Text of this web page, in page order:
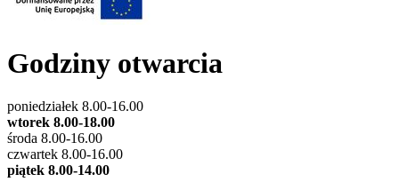
Godziny otwarcia
poniedziałek 8.00-16.00
wtorek 8.00-18.00
środa 8.00-16.00
czwartek 8.00-16.00
piątek 8.00-14.00